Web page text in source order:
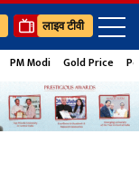
लाइव टीवी
PM Modi Gold Price